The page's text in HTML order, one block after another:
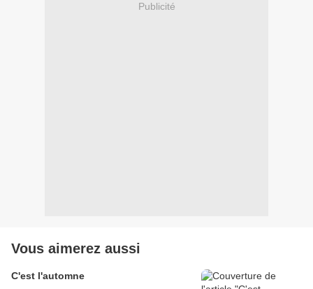
Publicité
Vous aimerez aussi
C'est l'automne